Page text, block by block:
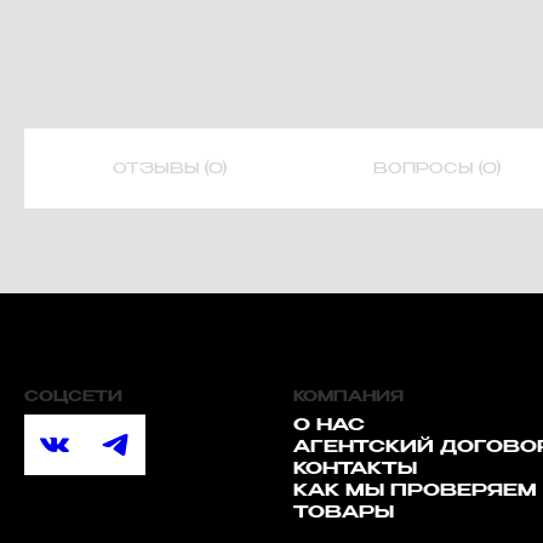
ОТЗЫВЫ (0) ВОПРОСЫ (0)
СОЦСЕТИ КОМПАНИЯ
О НАС
АГЕНТСКИЙ
КОНТАКТЫ
КАК МЫ ПРОВЕРЯЕМ
ТОВАРЫ